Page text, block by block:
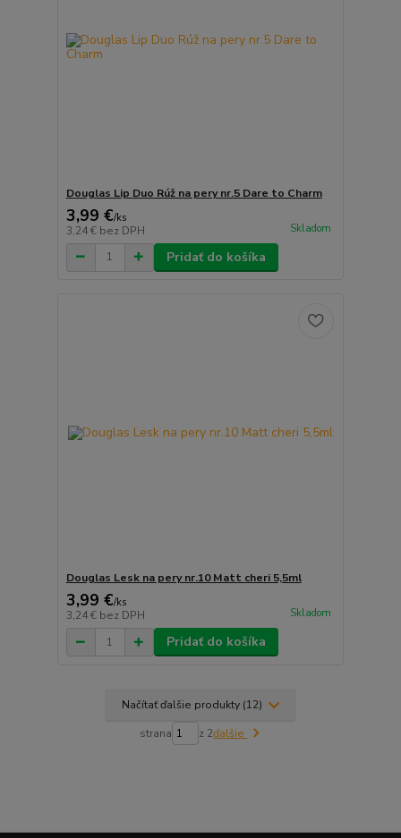
Douglas Lip Duo Rúž na pery nr.5 Dare to Charm
3,99 €/ks
3,24 € bez DPH Skladom
Pridať do košíka
Douglas Lesk na pery nr.10 Matt cheri 5,5ml
3,99 €/ks
3,24 € bez DPH Skladom
Pridať do košíka
Načítať ďalšie produkty (12)
strana z 2ďalšie